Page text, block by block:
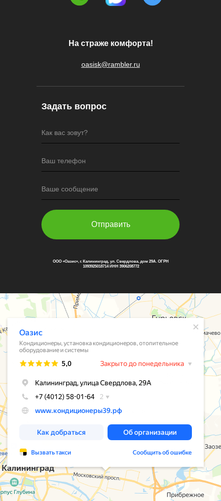
Как вас зовут?
Ваш телефон
Ваше сообщение
Отправить
oasisk@rambler.ru
На страже комфорта!
Задать вопрос
ООО «Оазис», г. Калининград, ул. Свердлова, дом 29А. ОГРН
1093925018714 ИНН 3906208772